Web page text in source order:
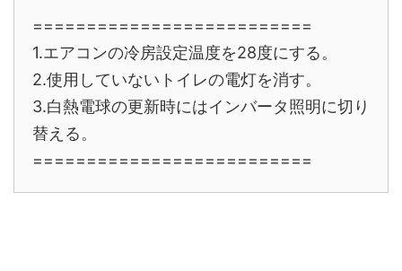
==========================
1.エアコンの冷房設定温度を28度にする。
2.使用していないトイレの電灯を消す。
3.白熱電球の更新時にはインバータ照明に切り
替える。
==========================